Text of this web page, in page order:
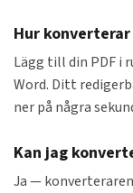
Hur
Lägg till din PDF i
Word. Ditt
ner på några
Kan jag
Ja —